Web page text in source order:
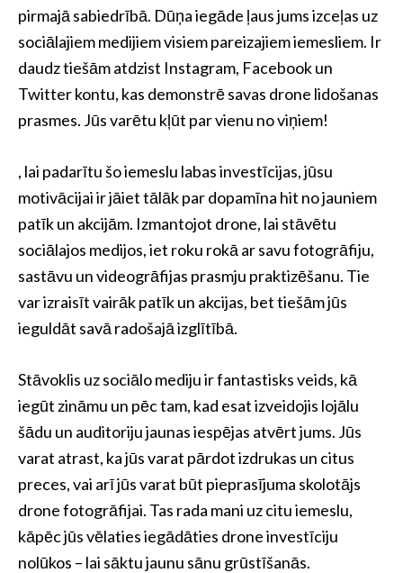
pirmajā sabiedrībā. Dūņa iegāde ļaus jums izceļas uz
sociālajiem medijiem visiem pareizajiem iemesliem. Ir
daudz tiešām atdzist Instagram, Facebook un
Twitter kontu, kas demonstrē savas drone lidošanas
prasmes. Jūs varētu kļūt par vienu no viņiem!
, lai padarītu šo iemeslu labas investīcijas, jūsu
motivācijai ir jāiet tālāk par dopamīna hit no jauniem
patīk un akcijām. Izmantojot drone, lai stāvētu
sociālajos medijos, iet roku rokā ar savu fotogrāfiju,
sastāvu un videogrāfijas prasmju praktizēšanu. Tie
var izraisīt vairāk patīk un akcijas, bet tiešām jūs
ieguldāt savā radošajā izglītībā.
Stāvoklis uz sociālo mediju ir fantastisks veids, kā
iegūt zināmu un pēc tam, kad esat izveidojis lojālu
šādu un auditoriju jaunas iespējas atvērt jums. Jūs
varat atrast, ka jūs varat pārdot izdrukas un citus
preces, vai arī jūs varat būt pieprasījuma skolotājs
drone fotogrāfijai. Tas rada mani uz citu iemeslu,
kāpēc jūs vēlaties iegādāties drone investīciju
nolūkos – lai sāktu jaunu sānu grūstīšanās.